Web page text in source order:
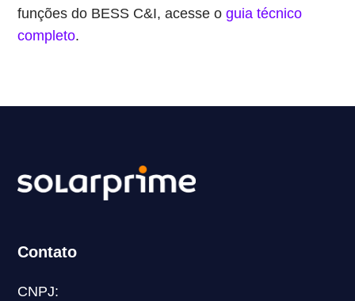
funções do BESS C&I, acesse oguia técnico
completo.
Contato
CNPJ: